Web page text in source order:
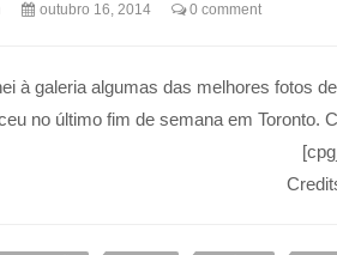
outubro 16, 2014 0 comment
à galeria algumas das melhores fotos
no último fim de semana em Toronto.